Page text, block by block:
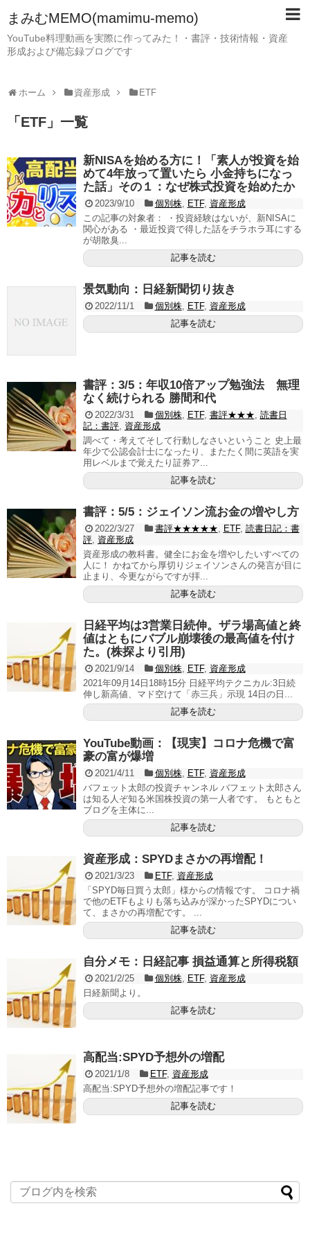
まみむMEMO(mamimu-memo)
YouTube料理動画を実際に作ってみた！・書評・技術情報・資産
形成および備忘録ブログです
ホーム 資産形成 ETF
「 ETF 」 一覧
新NISAを始める方に！「素人が投資を始
めて4年放って置いたら 小金持ちになっ
た話」その１：なぜ株式投資を始めたか
2023/9/10 個別株, ETF, 資産形成
この記事の対象者： ・投資経験はないが、新NISAに
関心がある ・最近投資で得した話をチラホラ耳にする
が胡散臭...
記事を読む
景気動向：日経新聞切り抜き
2022/11/1 個別株, ETF, 資産形成
記事を読む
書評：3/5：年収10倍アップ勉強法 無理
なく続けられる 勝間和代
2022/3/31 個別株, ETF, 書評★★★, 読書日
記：書評, 資産形成
調べて・考えてそして行動しなさいということ 史上最
年少で公認会計士になったり、またたく間に英語を実
用レベルまで覚えたり証券ア...
記事を読む
書評：5/5：ジェイソン流お金の増やし方
2022/3/27 書評★★★★★, ETF, 読書日記：書
評, 資産形成
資産形成の教科書。健全にお金を増やしたいすべての
人に！ かねてから厚切りジェイソンさんの発言が目に
止まり、今更ながらですが拝...
記事を読む
日経平均は3営業日続伸。ザラ場高値と終
値はともにバブル崩壊後の最高値を付け
た。(株探より引用)
2021/9/14 個別株, ETF, 資産形成
2021年09月14日18時15分 日経平均テクニカル:3日続
伸し新高値、マド空けて「赤三兵」示現 14日の日...
記事を読む
YouTube動画：【現実】コロナ危機で富
豪の富が爆増
2021/4/11 個別株, ETF, 資産形成
バフェット太郎の投資チャンネル バフェット太郎さん
は知る人ぞ知る米国株投資の第一人者です。 もともと
ブログを主体に...
記事を読む
資産形成：SPYDまさかの再増配！
2021/3/23 ETF, 資産形成
「SPYD毎日買う太郎」様からの情報です。 コロナ禍
で他のETFもよりも落ち込みが深かったSPYDについ
て、まさかの再増配です。 ...
記事を読む
自分メモ：日経記事 損益通算と所得税額
2021/2/25 個別株, ETF, 資産形成
日経新聞より。
記事を読む
高配当:SPYD予想外の増配
2021/1/8 ETF, 資産形成
高配当:SPYD予想外の増配記事です！
記事を読む